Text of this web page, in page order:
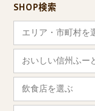
SHOP検索
エリア・市町村を
おいしい信州ふー
飲食店を選ぶ